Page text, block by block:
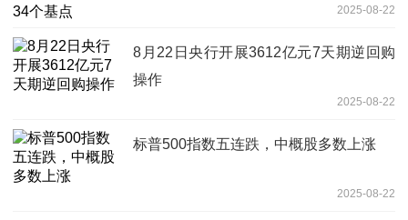
2025-08-22
8月22日央行开展3612亿元7天期逆回购
操作
2025-08-22
标普500指数五连跌，中概股多数上涨
2025-08-22